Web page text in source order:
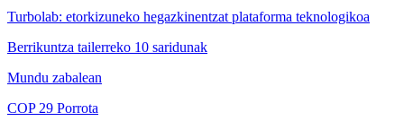
Turbolab: etorkizuneko hegazkinentzat plataforma teknologikoa
Berrikuntza tailerreko 10 saridunak
Mundu zabalean
COP 29 Porrota